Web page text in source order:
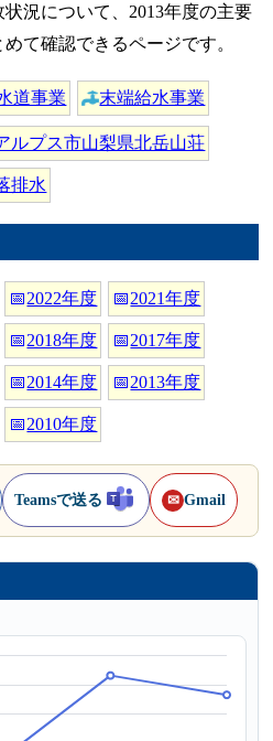
況について、2013年度の主要
て確認できるページです。
道事業 末端給水事業
ルプス市山梨県北岳山荘
排水
📅2022年度 📅2021年度
📅2018年度 📅2017年度
📅2014年度 📅2013年度
📅2010年度
Teamsで送る ✉ Gmail